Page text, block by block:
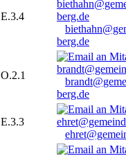
E.3.4
berg.de
O.2.1
berg.de
E.3.3